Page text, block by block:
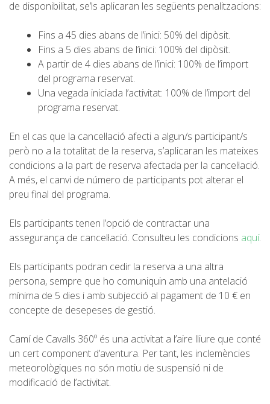
DEUTSCH
de disponibilitat, se’ls aplicaran les següents penalitzacions:
Fins a 45 dies abans de l’inici: 50% del dipòsit.
Fins a 5 dies abans de l’inici: 100% del dipòsit.
A partir de 4 dies abans de l’inici: 100% de l’import
del programa reservat.
Una vegada iniciada l’activitat: 100% de l’import del
programa reservat.
En el cas que la cancel·lació afecti a algun/s participant/s
però no a la totalitat de la reserva, s’aplicaran les mateixes
condicions a la part de reserva afectada per la cancel·lació.
A més, el canvi de número de participants pot alterar el
preu final del programa.
Els participants tenen l’opció de contractar una
assegurança de cancel·lació. Consulteu les condicions aquí.
Els participants podran cedir la reserva a una altra
persona, sempre que ho comuniquin amb una antelació
mínima de 5 dies i amb subjecció al pagament de 10 € en
concepte de desepeses de gestió.
Camí de Cavalls 360º és una activitat a l’aire lliure que conté
un cert component d’aventura. Per tant, les inclemències
meteorològiques no són motiu de suspensió ni de
modificació de l’activitat.